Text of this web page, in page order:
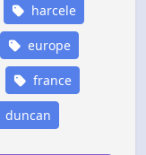
harcele
europe
france
duncan